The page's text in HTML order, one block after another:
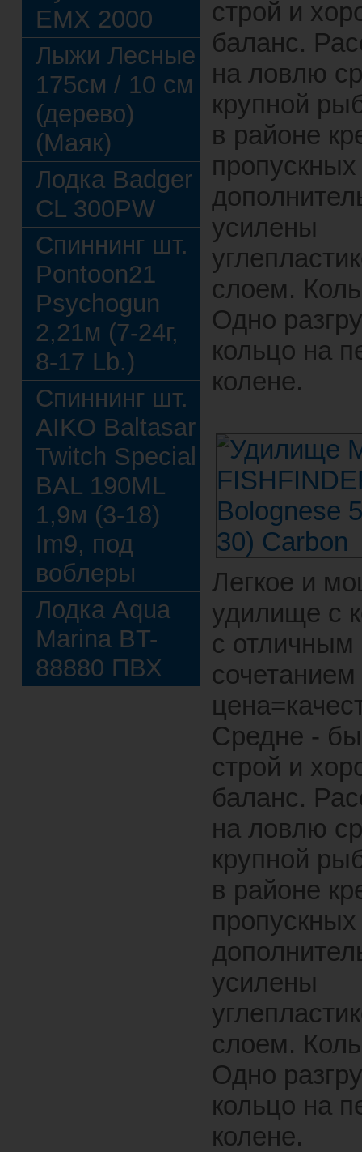
EMX 2000
Лыжи Лесные
175см / 10 см
(дерево)
(Маяк)
Лодка Badger
CL 300PW
Спиннинг шт.
Pontoon21
Psychogun
2,21м (7-24г,
8-17 Lb.)
Спиннинг шт.
AIKO Baltasar
Twitch Special
BAL 190ML
1,9м (3-18)
Im9, под
воблеры
Лодка Aqua
Marina BT-
88880 ПВХ
строй и
баланс.
на ловлю
крупной
в районе
усилены
слоем.
Одно
кольцо на
колене.
Легкое и
удилище с
с отличным
сочетанием
Средне -
строй и
баланс.
на ловлю
крупной
в районе
усилены
слоем.
Одно
кольцо на
колене.